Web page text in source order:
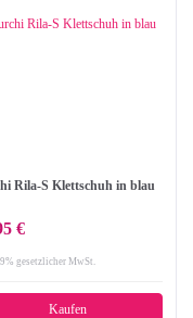
Rila-S Klettschuh in blau
€
gesetzlicher MwSt.
Kaufen